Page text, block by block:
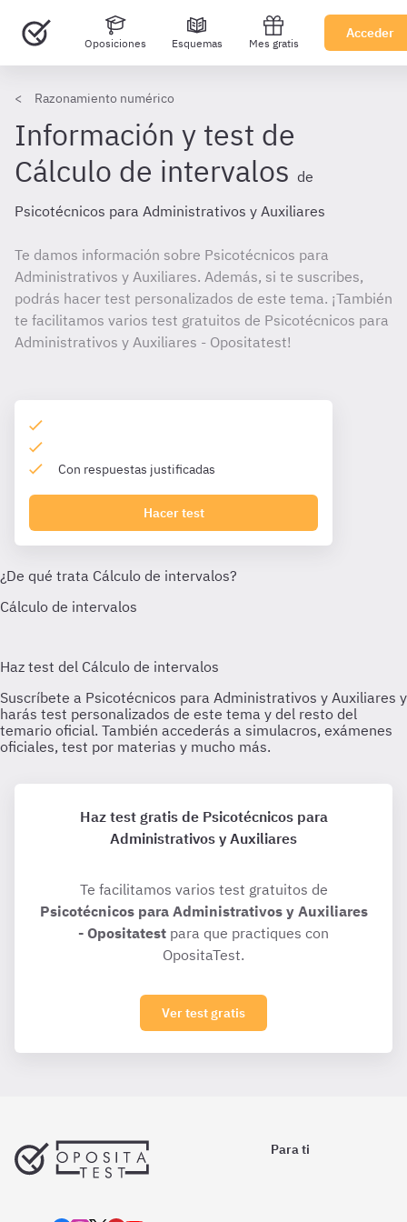
Oposiciones Esquemas Mes gratis
Acceder
Razonamiento numérico
Información y test de
Cálculo de intervalos de
Psicotécnicos para Administrativos y Auxiliares
Te damos información sobre Psicotécnicos para
Administrativos y Auxiliares. Además, si te suscribes,
podrás hacer test personalizados de este tema. ¡También
te facilitamos varios test gratuitos de Psicotécnicos para
Administrativos y Auxiliares - Opositatest!
Con respuestas justificadas
Hacer test
Haz test gratis de Psicotécnicos para
Administrativos y Auxiliares
Te facilitamos varios test gratuitos de
Psicotécnicos para Administrativos y Auxiliares
- Opositatest para que practiques con
OpositaTest.
Ver test gratis
Para ti